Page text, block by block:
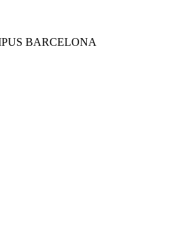
BARCELONA